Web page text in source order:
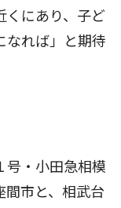
くにあり、子ど
なれば」と期待
・小田急相模
間市と、相武台